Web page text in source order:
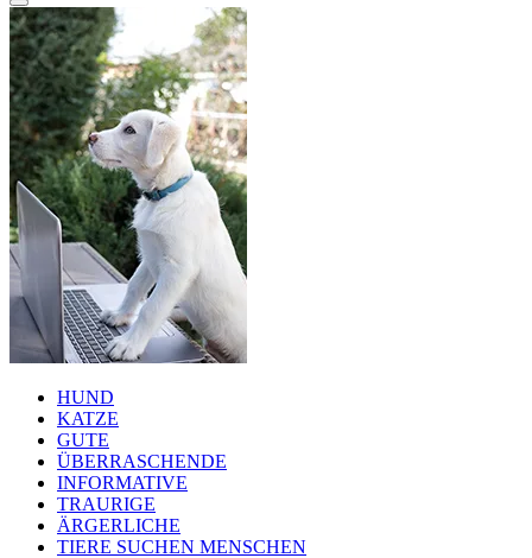
HUND
KATZE
GUTE
ÜBERRASCHENDE
INFORMATIVE
TRAURIGE
ÄRGERLICHE
TIERE SUCHEN MENSCHEN